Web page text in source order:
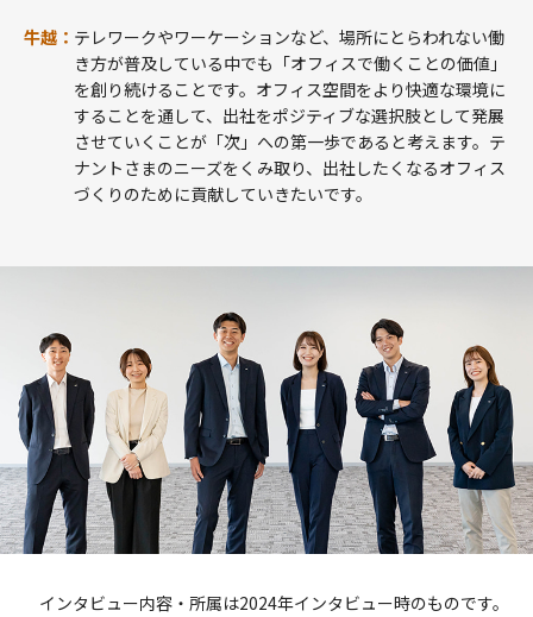
牛越： テレワークやワーケーションなど、場所にとらわれない働
き方が普及している中でも「オフィスで働くことの価値」
を創り続けることです。オフィス空間をより快適な環境に
することを通して、出社をポジティブな選択肢として発展
させていくことが「次」への第一歩であると考えます。テ
ナントさまのニーズをくみ取り、出社したくなるオフィス
づくりのために貢献していきたいです。
インタビュー内容・所属は2024年インタビュー時のものです。